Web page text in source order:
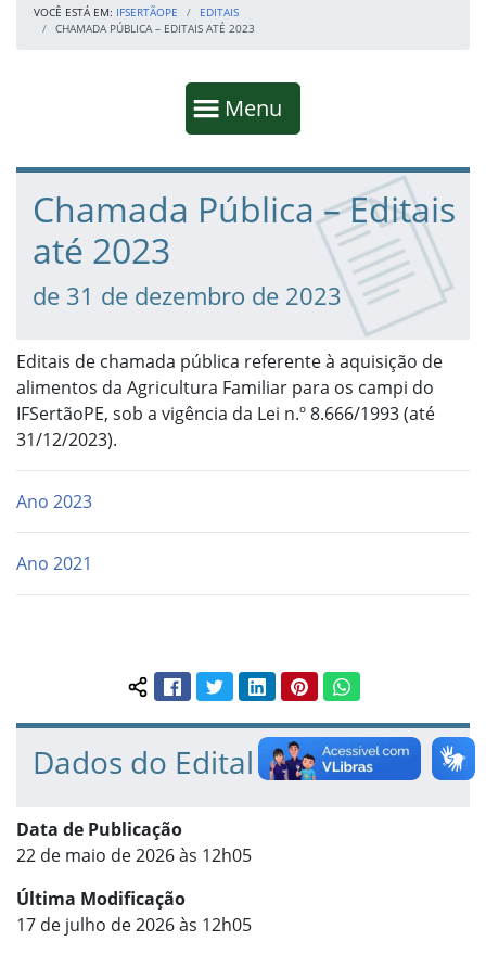
VOCÊ ESTÁ EM: IFSERTÃOPE
EDITAIS
CHAMADA PÚBLICA – EDITAIS ATÉ 2023
Mostrar
Menu
Fim da navegação
Início do conteúdo
Chamada Pública – Editais
até 2023
de 31 de dezembro de 2023
Editais de chamada pública referente à aquisição de
alimentos da Agricultura Familiar para os campi do
IFSertãoPE, sob a vigência da Lei n.º 8.666/1993 (até
31/12/2023).
Ano 2023
Ano 2021
Compartilhar conteúdo:
FacebookTwitterLinkedInPinterestWhatsApp
Dados do Edital
Data de Publicação
22 de maio de 2026 às 12h05
Última Modificação
17 de julho de 2026 às 12h05